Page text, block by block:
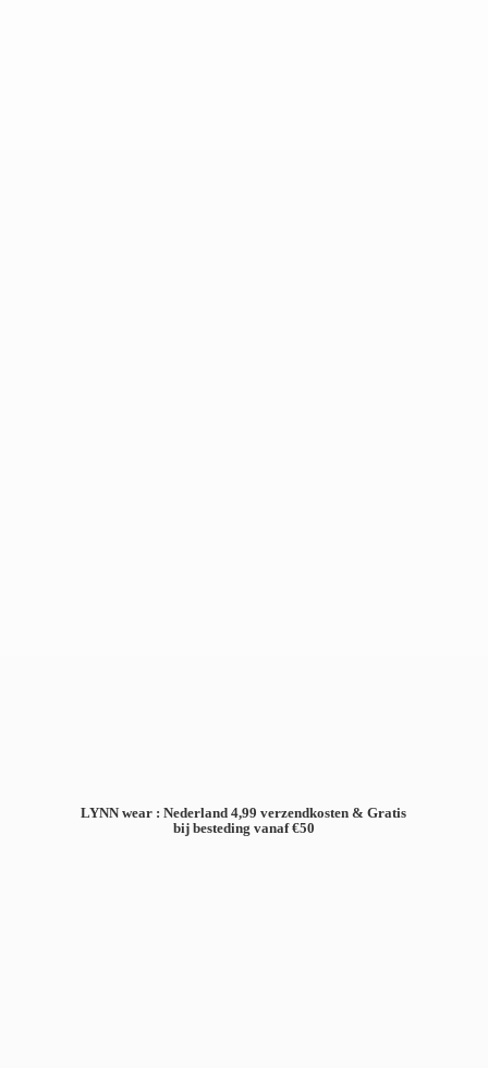
LYNN wear : Nederland 4,99 verzendkosten & Gratis
bij besteding vanaf €50